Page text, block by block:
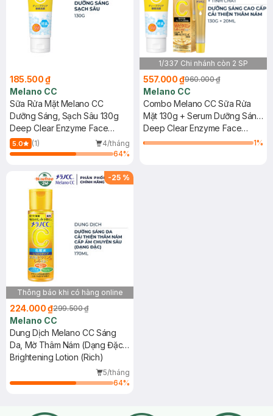
185.500 ₫
Melano CC
Sữa Rửa Mặt Melano CC
Dưỡng Sáng, Sạch Sâu 130g
Deep Clear Enzyme Face
Wash
5.0 (1)
4/tháng
64%
1/337 Chi nhánh còn 2 SP
557.000 ₫960.000 ₫
Melano CC
Combo Melano CC Sữa Rửa
Mặt 130g + Serum Dưỡng Sáng
Cao Cấp 20ml
Deep Clear Enzyme Face
Wash + Premium Whitening
1%
-25 %
Thông báo khi có hàng online
224.000 ₫299.500 ₫
Melano CC
Dung Dịch Melano CC Sáng
Da, Mờ Thâm Nám (Dạng Đặc)
170ml
Brightening Lotion (Rich)
5/tháng
64%